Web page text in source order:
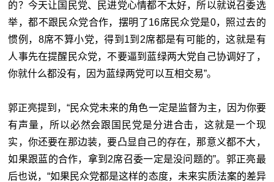
的？今天让国民党、民进党心情都不太好，所以就说召委选
举，都不跟民众党合作，摆明了16席民众党是0，照过去的
惯例，8席不算小党，得到1到2席都是有可能的，这就是有
人事先在提醒民众党，不要逼到蓝绿两大党自己协调好了，
你就什么都没有，因为蓝绿两党可以互相交易”。
郭正亮提到，“民众党未来的角色一定是监督为主，因为你要
有声量，所以必然会跟国民党是分进合击，这就是一个现
实，你还要在那边装，要凸显自己的存在，那意义都不大，
如果跟蓝的合作，拿到2席召委一定是没问题的”。郭正亮最
后也说，“如果民众党都是这样的态度，未来实质法案的差异